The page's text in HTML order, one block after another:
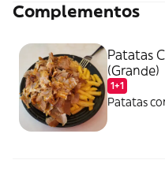
Complementos
Patatas
(Grande)
1+1
Patatas